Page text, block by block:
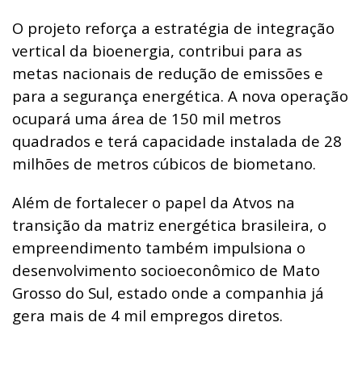
O projeto reforça a estratégia de integração
vertical da bioenergia, contribui para as
metas nacionais de redução de emissões e
para a segurança energética. A nova operação
ocupará uma área de 150 mil metros
quadrados e terá capacidade instalada de 28
milhões de metros cúbicos de biometano.
Além de fortalecer o papel da Atvos na
transição da matriz energética brasileira, o
empreendimento também impulsiona o
desenvolvimento socioeconômico de Mato
Grosso do Sul, estado onde a companhia já
gera mais de 4 mil empregos diretos.